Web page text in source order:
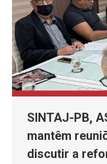
SINTAJ-PB,
mantêm
discutir a